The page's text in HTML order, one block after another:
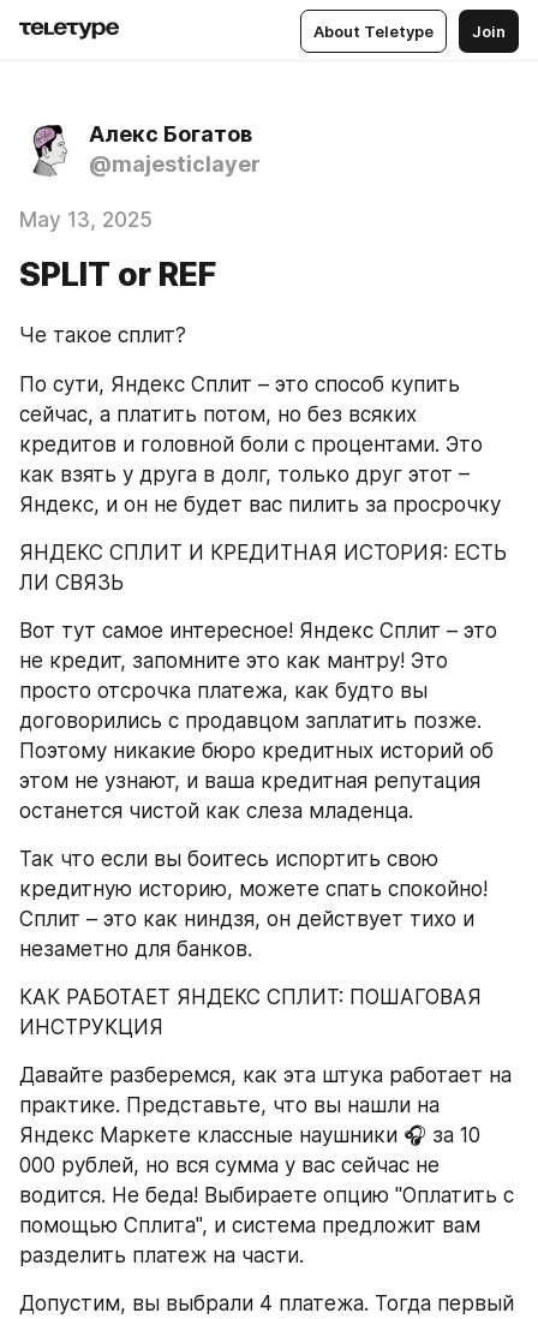
About Teletype Join
Алекс Богатов
@majesticlayer
May 13, 2025
SPLIT or REF
Че такое сплит?
По сути, Яндекс Сплит – это способ купить
сейчас, а платить потом, но без всяких
кредитов и головной боли с процентами. Это
как взять у друга в долг, только друг этот –
Яндекс, и он не будет вас пилить за просрочку
ЯНДЕКС СПЛИТ И КРЕДИТНАЯ ИСТОРИЯ: ЕСТЬ
ЛИ СВЯЗЬ
Вот тут самое интересное! Яндекс Сплит – это
не кредит, запомните это как мантру! Это
просто отсрочка платежа, как будто вы
договорились с продавцом заплатить позже.
Поэтому никакие бюро кредитных историй об
этом не узнают, и ваша кредитная репутация
останется чистой как слеза младенца.
Так что если вы боитесь испортить свою
кредитную историю, можете спать спокойно!
Сплит – это как ниндзя, он действует тихо и
незаметно для банков.
КАК РАБОТАЕТ ЯНДЕКС СПЛИТ: ПОШАГОВАЯ
ИНСТРУКЦИЯ
Давайте разберемся, как эта штука работает на
практике. Представьте, что вы нашли на
Яндекс Маркете классные наушники 🎧 за 10
000 рублей, но вся сумма у вас сейчас не
водится. Не беда! Выбираете опцию "Оплатить с
помощью Сплита", и система предложит вам
разделить платеж на части.
Допустим, вы выбрали 4 платежа. Тогда первый